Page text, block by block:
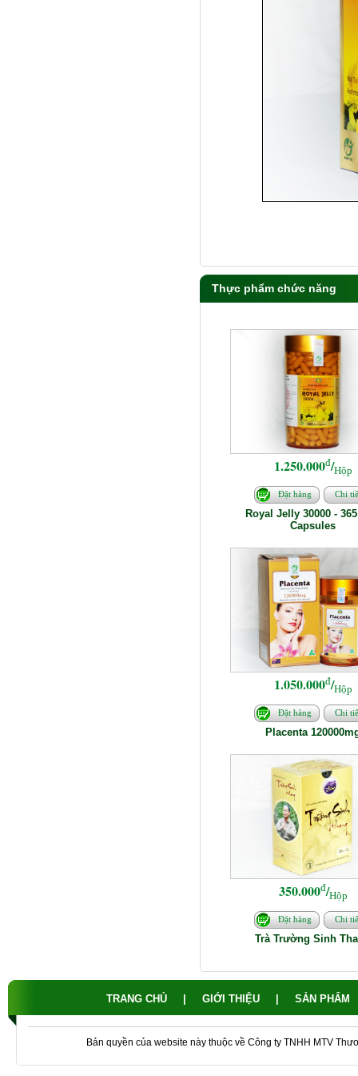
Thực phẩm chức năng
1.250.000đ/Hộp
Đặt hàng Chi
Royal Jelly 30000 -
Capsules
1.050.000đ/Hộp
Đặt hàng Chi
Placenta
350.000đ/Hộp
Đặt hàng Chi
Trà Trường Sinh
TRANG CHỦ GIỚI THIỆU SẢN PHẨM
Bản quyền của website này thuộc về Công ty TNHH MTV